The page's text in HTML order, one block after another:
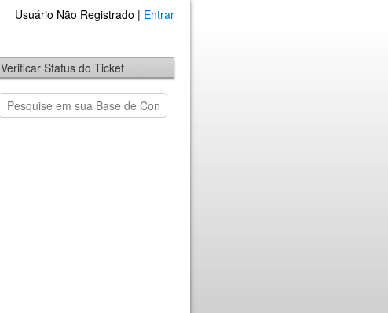
Usuário Não Registrado | Entrar
Verificar Status do Ticket